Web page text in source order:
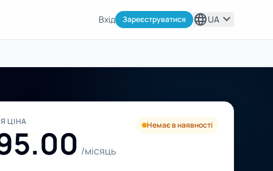
Вхід Зареєструватися languageUA expand_more
ЦІНА
/місяць
Немає в наявності